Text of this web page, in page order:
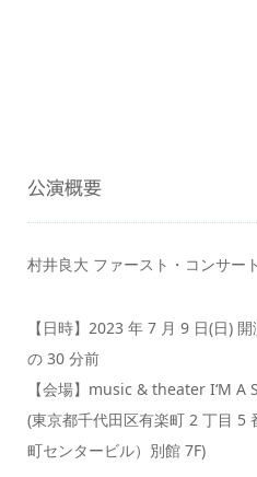
公演概要
村井良大 ファースト・コンサート
【日時】2023 年 7 月 9 日(日)
の 30 分前
【会場】music & theater I‘M A
(東京都千代田区有楽町 2 丁目 5
町センタービル）別館 7F)